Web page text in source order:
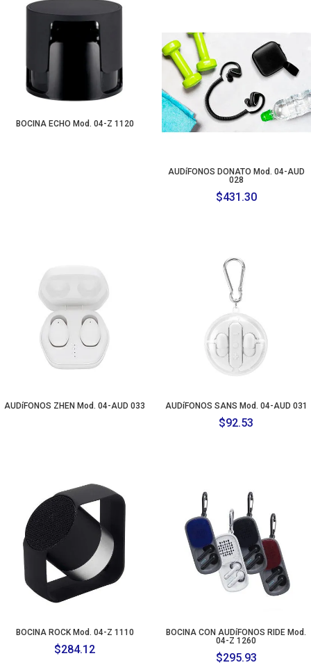
BOCINA ECHO Mod. 04-Z 1120
AUDíFONOS DONATO Mod. 04-AUD
028
$431.30
AUDíFONOS ZHEN Mod. 04-AUD 033 AUDíFONOS SANS Mod. 04-AUD 031
$92.53
BOCINA ROCK Mod. 04-Z 1110
$284.12
BOCINA CON AUDíFONOS RIDE Mod.
04-Z 1260
$295.93